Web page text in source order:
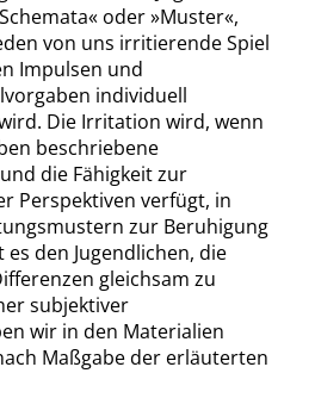
Schemata« oder»Muster«,
von uns irritierende Spiel
Impulsen und
individuell
Die Irritation wird, wenn
beschriebene
die Fähigkeit zur
Perspektiven verfügt, in
zur Beruhigung
den Jugendlichen, die
gleichsam zu
subjektiver
wir in den Materialien
Maßgabe der erläuterten